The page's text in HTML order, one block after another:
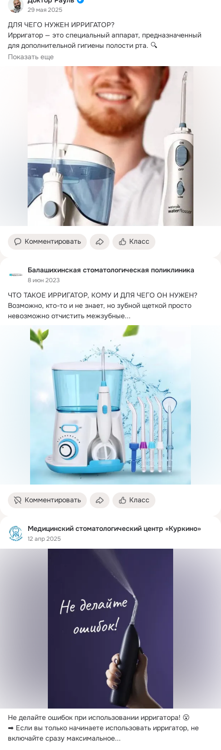
29 мая 2025
ДЛЯ ЧЕГО НУЖЕН ИРРИГАТОР?
Ирригатор — это специальный аппарат, предназначенный
для дополнительной гигиены полости рта. 🔍
Как работает ирригатор?
Показать еще
Комментировать Класс
Балашихинская стоматологическая поликлиника
8 июн 2023
ЧТО ТАКОЕ ИРРИГАТОР, КОМУ И ДЛЯ ЧЕГО ОН НУЖЕН?
Возможно, кто-то и не знает, но зубной щеткой просто
невозможно отчистить межзубные...
Комментировать Класс
Медицинский стоматологический центр «Куркино»
12 апр 2025
Не делайте ошибок при использовании ирригатора! 😮
➡ Если вы только начинаете использовать ирригатор, не
включайте сразу максимальное...